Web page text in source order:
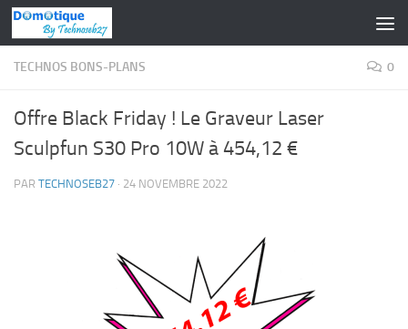
Skip to content
TECHNOS BONS-PLANS 0
Offre Black Friday ! Le Graveur Laser
Sculpfun S30 Pro 10W à 454,12 €
PAR TECHNOSEB27 · 24 NOVEMBRE 2022